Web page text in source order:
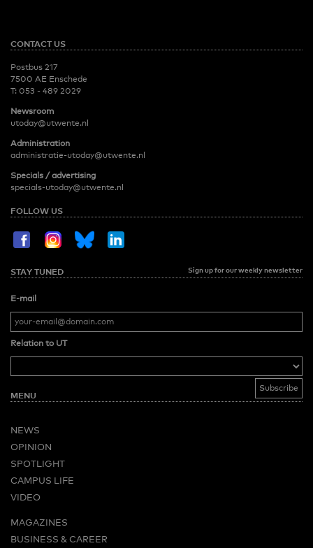
CONTACT US
Postbus 217
7500 AE Enschede
T: 053 - 489 2029
Newsroom
utoday@utwente.nl
Administration
administratie-utoday@utwente.nl
Specials / advertising
specials-utoday@utwente.nl
FOLLOW US
STAY TUNED Sign up for our weekly newsletter
E-mail
Relation to UT
MENU
NEWS
OPINION
SPOTLIGHT
CAMPUS LIFE
VIDEO
MAGAZINES
BUSINESS & CAREER